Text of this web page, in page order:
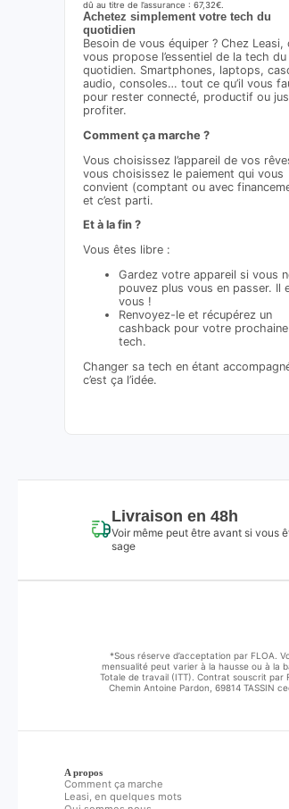
dû au titre de l’assurance : 67,32€.
Achetez simplement votre tech du
quotidien
Besoin de vous équiper ? Chez Leasi,
vous propose l’essentiel de la tech du
quotidien. Smartphones, laptops,
audio, consoles… tout ce qu’il vous
pour rester connecté, productif ou
profiter.
Comment ça marche ?
Vous choisissez l’appareil de vos
vous choisissez le paiement qui vous
convient (comptant ou avec
et c’est parti.
Et à la fin ?
Vous êtes libre :
Gardez votre appareil si vous
pouvez plus vous en passer. Il
vous !
Renvoyez-le et récupérez un
cashback pour votre
tech.
Changer sa tech en étant
c’est ça l’idée.
Livraison en 48h
Voir même peut être avant si vous
sage
*Sous réserve d’acceptation par FLOA.
mensualité peut varier à la hausse ou à la
Totale de travail (ITT). Contrat souscrit par
Chemin Antoine Pardon, 69814 TASSIN
A propos
Comment ça marche
Leasi, en quelques mots